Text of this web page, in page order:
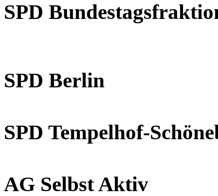
SPD
SPD Berlin
SPD Tempelhof-
AG Selbst Aktiv